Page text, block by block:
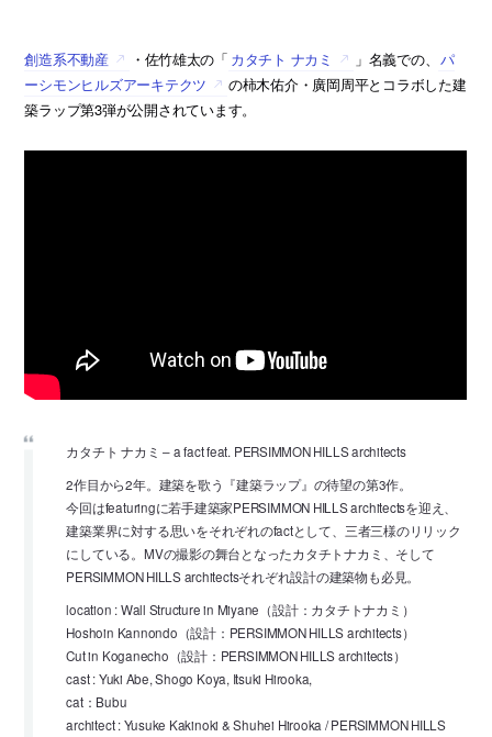
創造系不動産 ・佐竹雄太の「 カタチト ナカミ 」名義での、 パ
ーシモンヒルズアーキテクツ
の柿木佑介・廣岡周平とコラボした建
築ラップ第3弾が公開されています。
カタチト ナカミ – a fact feat. PERSIMMON HILLS architects
2作目から2年。建築を歌う『建築ラップ』の待望の第3作。
今回はfeaturingに若手建築家PERSIMMON HILLS architectsを迎え、
建築業界に対する思いをそれぞれのfactとして、三者三様のリリック
にしている。MVの撮影の舞台となったカタチトナカミ、そして
PERSIMMON HILLS architectsそれぞれ設計の建築物も必見。
location : Wall Structure in Miyane（設計：カタチトナカミ）
Hoshoin Kannondo（設計：PERSIMMON HILLS architects）
Cut in Koganecho（設計：PERSIMMON HILLS architects）
cast : Yuki Abe, Shogo Koya, Itsuki Hirooka,
cat：Bubu
architect : Yusuke Kakinoki & Shuhei Hirooka / PERSIMMON HILLS